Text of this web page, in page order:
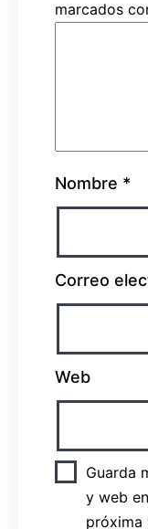
marcados
Nombre *
Correo
Web
Guarda
y web
próxima